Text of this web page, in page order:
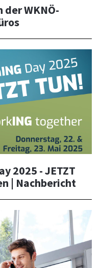
WKNÖ-
2025 - JETZT
| Nachbericht